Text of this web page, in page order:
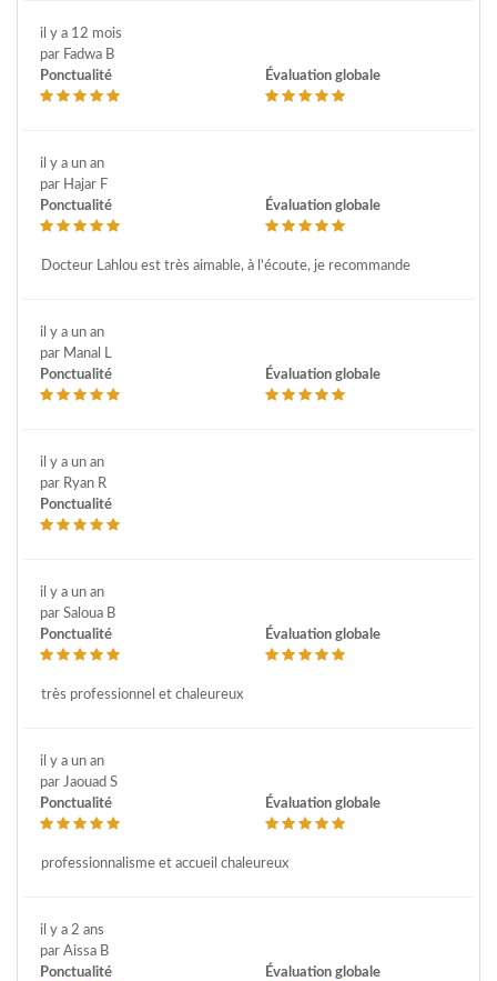
il y a 12 mois
par Fadwa B
Ponctualité
Évaluation globale
il y a un an
par Hajar F
Ponctualité
Évaluation globale
Docteur Lahlou est très aimable, à l'écoute, je recommande
il y a un an
par Manal L
Ponctualité
Évaluation globale
il y a un an
par Ryan R
Ponctualité
il y a un an
par Saloua B
Ponctualité
Évaluation globale
très professionnel et chaleureux
il y a un an
par Jaouad S
Ponctualité
Évaluation globale
professionnalisme et accueil chaleureux
il y a 2 ans
par Aissa B
Ponctualité
Évaluation globale